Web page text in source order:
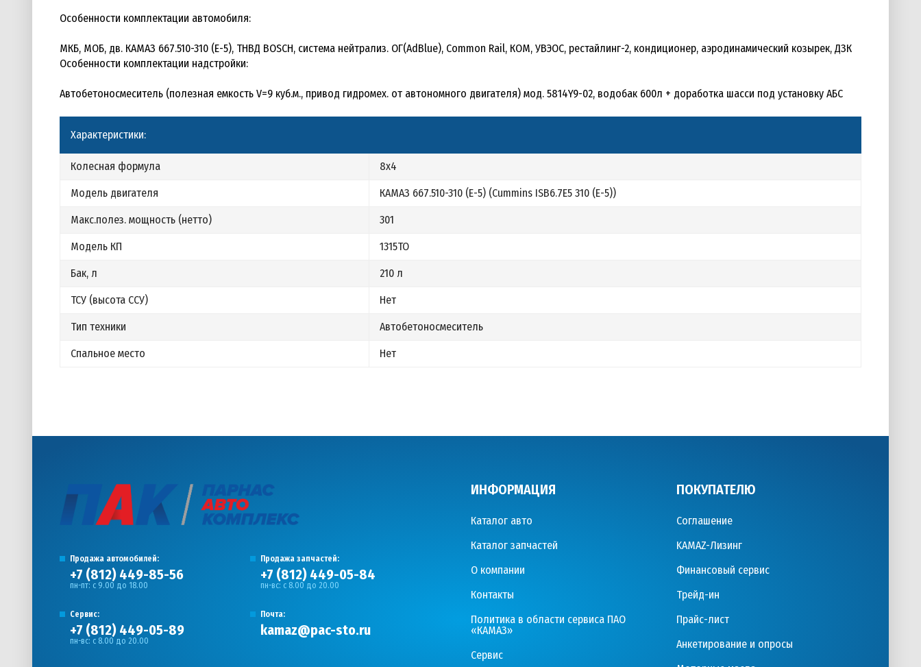
Особенности комплектации автомобиля:
МКБ, МОБ, дв. КАМАЗ 667.510-310 (Е-5), ТНВД BOSCH, система нейтрализ. ОГ(AdBlue), Common Rail, КОМ, УВЭОС, рестайлинг-2, кондиционер, аэродинамический козырек, ДЗК
Особенности комплектации надстройки:
Автобетоносмеситель (полезная емкость V=9 куб.м., привод гидромех. от автономного двигателя) мод. 5814Y9-02, водобак 600л + доработка шасси под установку АБС
Характеристики:
Колесная формула 8х4
Модель двигателя КАМАЗ 667.510-310 (Е-5) (Cummins ISB6.7E5 310 (Е-5))
Макс.полез. мощность (нетто) 301
Модель КП 1315ТО
Бак, л 210 л
ТСУ (высота ССУ) Нет
Тип техники Автобетоносмеситель
Спальное место Нет
Продажа автомобилей:
+7 (812) 449-85-56
пн-пт: с 9.00 до 18.00
Продажа запчастей:
+7 (812) 449-05-84
пн-вс: с 8.00 до 20.00
Сервис:
+7 (812) 449-05-89
пн-вс: с 8.00 до 20.00
Почта:
kamaz@pac-sto.ru
ИНФОРМАЦИЯ
Каталог авто
Каталог запчастей
О компании
Контакты
Политика в области сервиса ПАО
«КАМАЗ»
Сервис
ПОКУПАТЕЛЮ
Соглашение
KAMAZ-Лизинг
Финансовый сервис
Трейд-ин
Прайс-лист
Анкетирование и опросы